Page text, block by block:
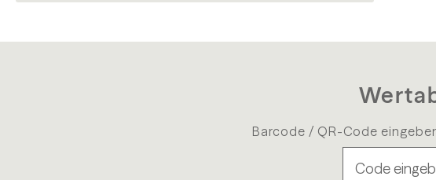
Barcode / QR-Code